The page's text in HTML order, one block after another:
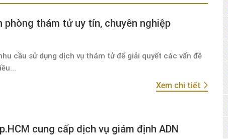
phòng thám tử uy tín, chuyên nghiệp
cầu sử dụng dịch vụ thám tử để giải quyết các vấn đề
Xem chi tiết
cung cấp dịch vụ giám định ADN